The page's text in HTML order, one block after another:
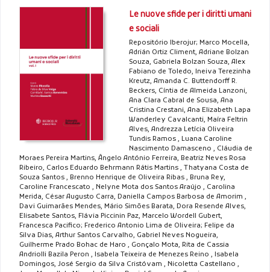
Le nuove sfide per i diritti umani
e sociali
Repositório Iberojur; Marco Mocella,
Adrián Ortiz Climent, Adriane Bolzan
Souza, Gabriela Bolzan Souza, Alex
Fabiano de Toledo, Ineiva Terezinha
Kreutz, Amanda C. Buttendorff R.
Beckers, Cíntia de Almeida Lanzoni,
Ana Clara Cabral de Sousa, Ana
Cristina Crestani, Ana Elizabeth Lapa
Wanderley Cavalcanti, Maíra Feltrin
Alves, Andrezza Letícia Oliveira
Tundis Ramos , Luana Caroline
Nascimento Damasceno , Cláudia de
Moraes Pereira Martins, Ângelo António Ferreira, Beatriz Neves Rosa
Ribeiro, Carlos Eduardo Behrmann Rátis Martins , Thatyana Costa de
Souza Santos , Brenno Henrique de Oliveira Ribas , Bruna Rey,
Caroline Francescato , Nelyne Mota dos Santos Araújo , Carolina
Merida, César Augusto Carra, Daniella Campos Barbosa de Amorim ,
Davi Guimarães Mendes, Mário Simões Barata, Dora Resende Alves,
Elisabete Santos, Flávia Piccinin Paz, Marcelo Wordell Gubert,
Francesca Pacifico; Frederico Antonio Lima de Oliveira; Felipe da
Silva Dias, Arthur Santos Carvalho, Gabriel Neves Nogueira,
Guilherme Prado Bohac de Haro , Gonçalo Mota, Rita de Cassia
Andriolli Bazila Peron , Isabela Teixeira de Menezes Reino , Isabela
Domingos, José Sergio da Silva Cristóvam , Nicoletta Castellano ,